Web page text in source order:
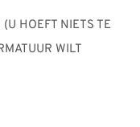
(U HOEFT NIETS TE
WILT